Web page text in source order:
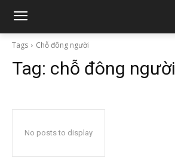
Tags Chỗ đông người
Tag: chỗ đông người
No posts to display